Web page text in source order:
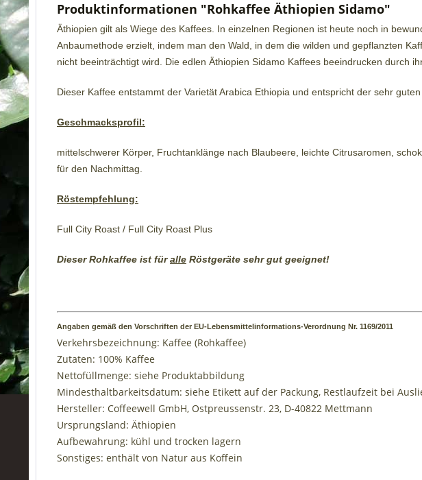
Produktinformationen "Rohkaffee Äthiopien Sidamo"
Äthiopien gilt als Wiege des Kaffees. In einzelnen Regionen ist heute noch in
Anbaumethode erzielt, indem man den Wald, in dem die wilden und gepflanzten
nicht beeinträchtigt wird. Die edlen Äthiopien Sidamo Kaffees beeindrucken durch
Dieser Kaffee entstammt der Varietät Arabica Ethiopia und entspricht der sehr
Geschmacksprofil:
mittelschwerer Körper, Fruchtanklänge nach Blaubeere, leichte Citrusaromen,
für den Nachmittag.
Röstempfehlung:
Full City Roast / Full City Roast Plus
Dieser Rohkaffee ist füralle Röstgeräte sehr gut geeignet!
Angaben gemäß den Vorschriften der EU-Lebensmittelinformations-Verordnung Nr. 1169/2011
Verkehrsbezeichnung: Kaffee (Rohkaffee)
Zutaten: 100% Kaffee
Nettofüllmenge: siehe Produktabbildung
Mindesthaltbarkeitsdatum: siehe Etikett auf der Packung, Restlaufzeit bei
Hersteller: Coffeewell GmbH, Ostpreussenstr. 23, D-40822 Mettmann
Ursprungsland: Äthiopien
Aufbewahrung: kühl und trocken lagern
Sonstiges: enthält von Natur aus Koffein